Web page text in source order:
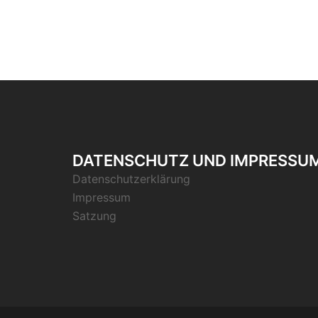
DATENSCHUTZ UND
Datenschutzerklärung
Impressum
Satzung